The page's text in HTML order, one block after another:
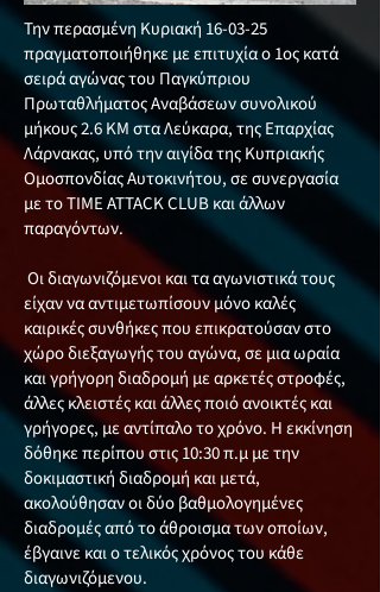
Την περασμένη Κυριακή 16-03-25
πραγματοποιήθηκε με επιτυχία ο 1ος κατά
σειρά αγώνας του Παγκύπριου
Πρωταθλήματος Αναβάσεων συνολικού
μήκους 2.6 KM στα Λεύκαρα, της Επαρχίας
Λάρνακας, υπό την αιγίδα της Κυπριακής
Ομοσπονδίας Αυτοκινήτου, σε συνεργασία
με το TIME ATTACK CLUB και άλλων
παραγόντων.
Οι διαγωνιζόμενοι και τα αγωνιστικά τους
είχαν να αντιμετωπίσουν μόνο καλές
καιρικές συνθήκες που επικρατούσαν στο
χώρο διεξαγωγής του αγώνα, σε μια ωραία
και γρήγορη διαδρομή με αρκετές στροφές,
άλλες κλειστές και άλλες ποιό ανοικτές και
γρήγορες, με αντίπαλο το χρόνο. Η εκκίνηση
δόθηκε περίπου στις 10:30 π.μ με την
δοκιμαστική διαδρομή και μετά,
ακολούθησαν οι δύο βαθμολογημένες
διαδρομές από το άθροισμα των οποίων,
έβγαινε και ο τελικός χρόνος του κάθε
διαγωνιζόμενου.